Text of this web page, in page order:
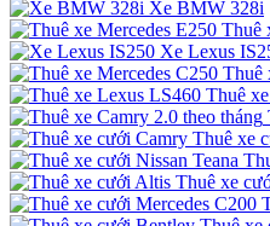
Xe BMW 328i
Thuê
Xe Lexus
Thuê
Thuê
Thuê xe
Thuê xe